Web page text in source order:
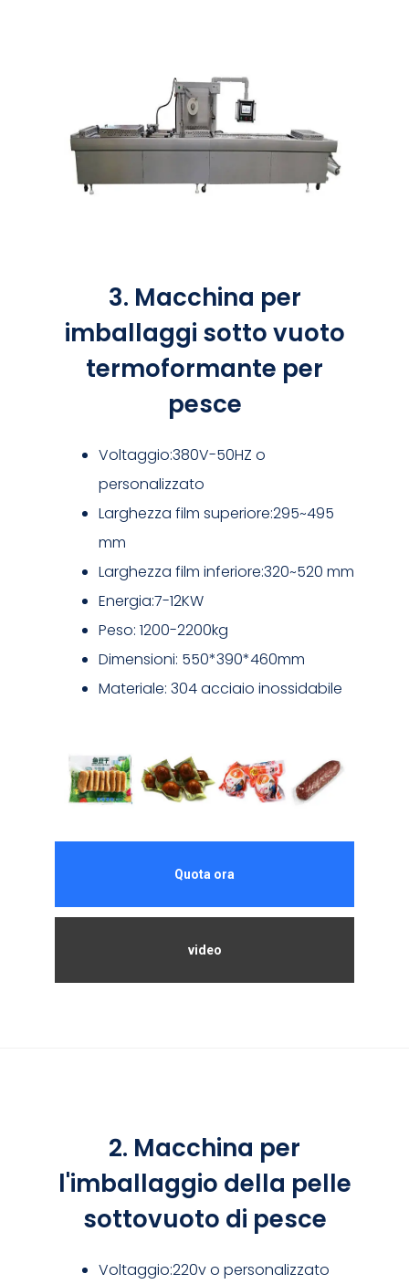
3. Macchina per
imballaggi sotto vuoto
termoformante per
pesce
Voltaggio:380V-50HZ o
personalizzato
Larghezza film superiore:295~495
mm
Larghezza film inferiore:320~520 mm
Energia:7-12KW
Peso: 1200-2200kg
Dimensioni: 550*390*460mm
Materiale: 304 acciaio inossidabile
Quota ora
video
2. Macchina per
l'imballaggio della pelle
sottovuoto di pesce
Voltaggio:220v o personalizzato